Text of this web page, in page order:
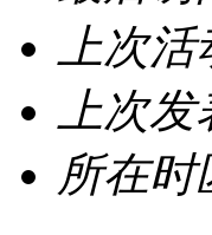
上次
上次
所在时